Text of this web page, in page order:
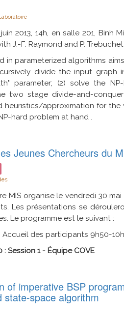
2013, 14h, en salle 201, Binh
J.-F. Raymond and P.
in parameterized algorithms
divide the input
parameter; (2) solve the
two stage divide-and-
heuristics/approximation for the
hard problem at hand .
treewidth?
Jeunes Chercheurs du
MIS organise le vendredi 30
Les présentations se
Le programme est le suivant :
Accueil des participants 9h50-
: Session 1 - Équipe COVE
of imperative BSP
state-space algorithm